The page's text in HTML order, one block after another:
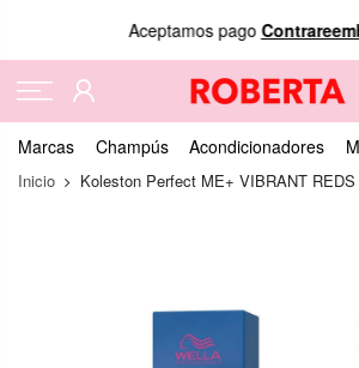
Aceptamos pago
Marcas Champús Acondicionadores
Inicio Koleston Perfect ME+ VIBRANT